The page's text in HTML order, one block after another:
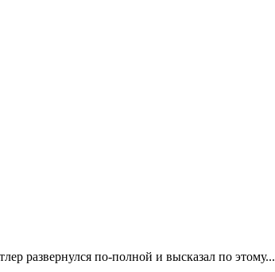
развернулся по-полной и высказал по этому...